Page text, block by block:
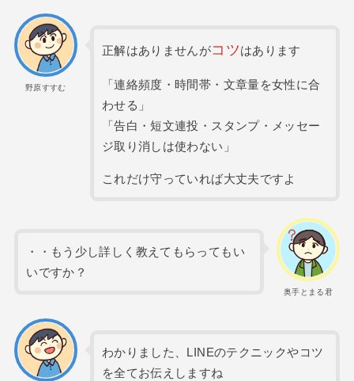
野原すすむ
正解はありませんがコツはあります
「連絡頻度・時間帯・文章量を女性に合
わせる」
「告白・短文連投・スタンプ・メッセー
ジ取り消しは使わない」
これだけ守っていれば大丈夫ですよ
奥手とまる君
・・もう少し詳しく教えてもらってもい
いですか？
わかりました、LINEのテクニックやコツ
を全てお伝えしますね